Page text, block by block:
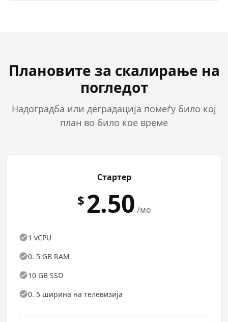
Плановите за скалирање на
погледот
Надоградба или деградација помеѓу било кој
план во било кое време
Стартер
$ 2.50 /мо
1 vCPU
0. 5 GB RAM
10 GB SSD
0. 5 ширина на телевизија